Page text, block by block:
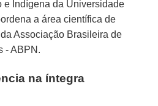
e Indígena da Universidade
a área científica de
Associação Brasileira de
- ABPN.
na íntegra